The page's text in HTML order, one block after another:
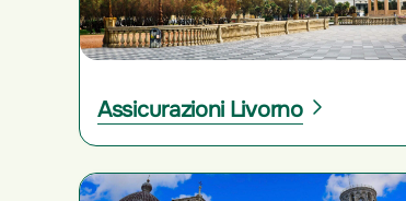
Assicurazioni Livorno